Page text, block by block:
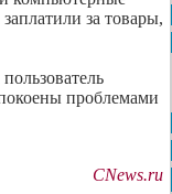
за товары,
проблемами
CNews.ru